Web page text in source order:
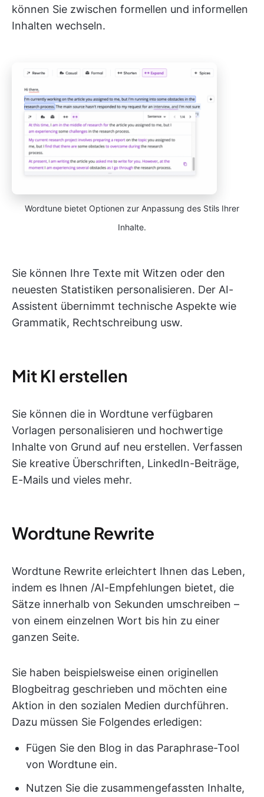
können Sie zwischen formellen und informellen
Inhalten wechseln.
Wordtune bietet Optionen zur Anpassung des Stils Ihrer
Inhalte.
Sie können Ihre Texte mit Witzen oder den
neuesten Statistiken personalisieren. Der AI-
Assistent übernimmt technische Aspekte wie
Grammatik, Rechtschreibung usw.
Mit KI erstellen
Sie können die in Wordtune verfügbaren
Vorlagen personalisieren und hochwertige
Inhalte von Grund auf neu erstellen. Verfassen
Sie kreative Überschriften, LinkedIn-Beiträge,
E-Mails und vieles mehr.
Wordtune Rewrite
Wordtune Rewrite erleichtert Ihnen das Leben,
indem es Ihnen /AI-Empfehlungen bietet, die
Sätze innerhalb von Sekunden umschreiben –
von einem einzelnen Wort bis hin zu einer
ganzen Seite.
Sie haben beispielsweise einen originellen
Blogbeitrag geschrieben und möchten eine
Aktion in den sozialen Medien durchführen.
Dazu müssen Sie Folgendes erledigen:
Fügen Sie den Blog in das Paraphrase-Tool
von Wordtune ein.
Nutzen Sie die zusammengefassten Inhalte,